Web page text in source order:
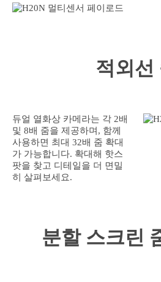
적외선
듀얼 열화상 카메라는 각 2배
및 8배 줌을 제공하며, 함께
사용하면 최대 32배 줌 확대
가 가능합니다. 확대해 핫스
팟을 찾고 디테일을 더 면밀
히 살펴보세요.
분할 스크린